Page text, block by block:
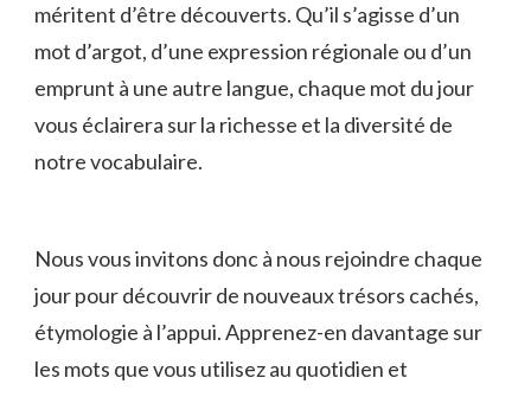
méritent d’être découverts. Qu’il s’agisse ⁣d’un
mot d’argot, d’une expression régionale ou d’un
emprunt à une autre ‌langue, ⁣chaque mot ⁤du jour
vous éclairera sur la richesse et‍ la diversité de
notre vocabulaire.
Nous⁣ vous invitons donc à⁢ nous rejoindre chaque⁣
jour pour découvrir de nouveaux⁢ trésors cachés,
étymologie ​à l’appui. Apprenez-en ⁢davantage sur
les⁤ mots ‌que vous utilisez ‍au quotidien et